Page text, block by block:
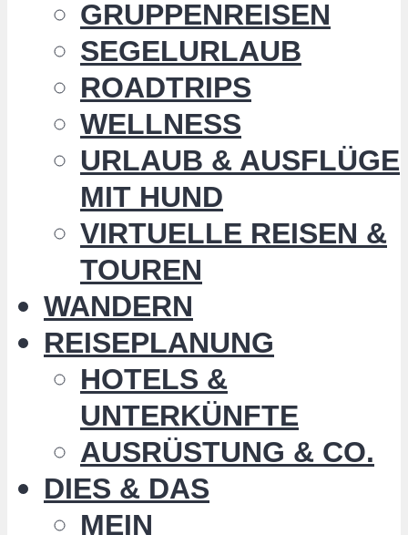
GRUPPENREISEN
SEGELURLAUB
ROADTRIPS
WELLNESS
URLAUB & AUSFLÜGE
MIT HUND
VIRTUELLE REISEN &
TOUREN
WANDERN
REISEPLANUNG
HOTELS &
UNTERKÜNFTE
AUSRÜSTUNG & CO.
DIES & DAS
MEIN